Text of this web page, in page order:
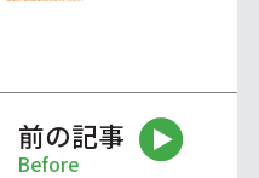
前の記事
Before